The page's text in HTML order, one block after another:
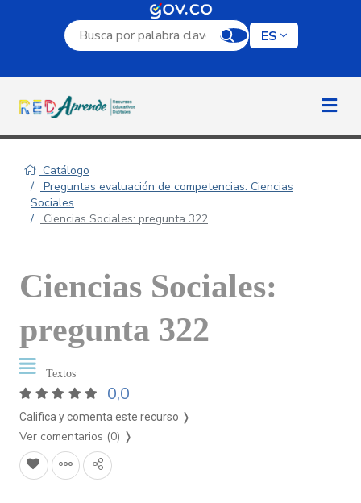
Campo de búsqueda por palabra clave
ES
Catálogo
Preguntas evaluación de competencias: Ciencias
Sociales
Ciencias Sociales: pregunta 322
Ciencias Sociales:
pregunta 322
Textos
0,0
Califica y comenta este recurso ❭
Ver comentarios (0) ❭